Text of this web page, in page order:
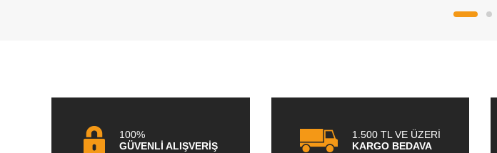
100%
GÜVENLİ ALIŞVERİŞ
1.500 TL VE ÜZERİ
KARGO BEDAVA